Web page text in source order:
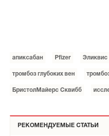
апиксабан Pfizer Эликвис
тромбоз глубоких вен
БристолМайерс Сквибб
РЕКОМЕНДУЕМЫЕ СТАТЬИ